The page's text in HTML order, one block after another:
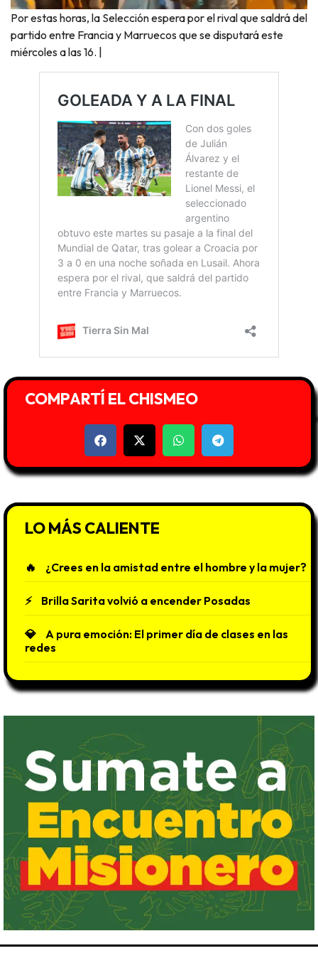
Por estas horas, la Selección espera por el rival que saldrá del
partido entre Francia y Marruecos que se disputará este
miércoles a las 16. |
COMPARTÍ EL CHISMEO
LO MÁS CALIENTE
¿Crees en la amistad entre el hombre y la mujer?
Brilla Sarita volvió a encender Posadas
A pura emoción: El primer día de clases en las
redes